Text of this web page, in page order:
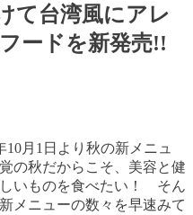
て台湾風にアレ
ードを新発売!!
月1日より秋の新メニュ
の秋だからこそ、美容と健
いものを食べたい！ そん
メニューの数々を早速みて